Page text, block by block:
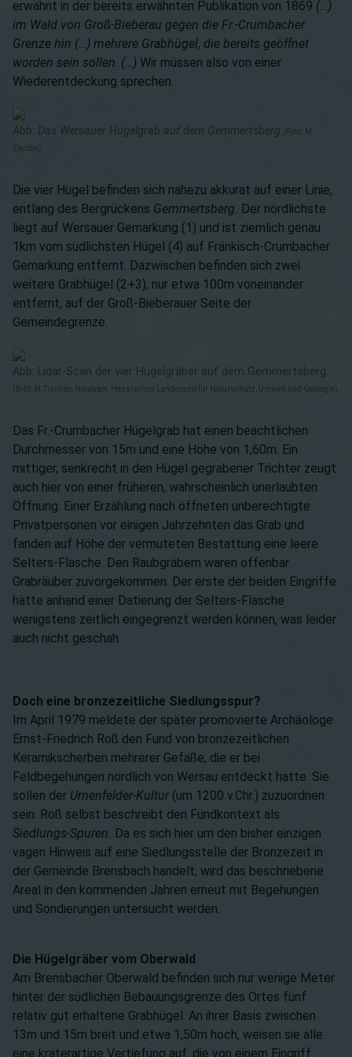
erwähnt in der bereits erwähnten Publikation von 1869 (…)
im Wald von Groß-Bieberau gegen die Fr.-Crumbacher
Grenze hin (…) mehrere Grabhügel, die bereits geöffnet
worden sein sollen. (…) Wir müssen also von einer
Wiederentdeckung sprechen.
Abb: Das Wersauer Hügelgrab auf dem Gemmertsberg (Foto: M.
Tischler)
Die vier Hügel befinden sich nahezu akkurat auf einer Linie,
entlang des Bergrückens Gemmertsberg. Der nördlichste
liegt auf Wersauer Gemarkung (1) und ist ziemlich genau
1km vom südlichsten Hügel (4) auf Fränkisch-Crumbacher
Gemarkung entfernt. Dazwischen befinden sich zwei
weitere Grabhügel (2+3), nur etwa 100m voneinander
entfernt, auf der Groß-Bieberauer Seite der
Gemeindegrenze.
Abb: Lidar-Scan der vier Hügelgräber auf dem Gemmertsberg.
(Bild: M.Tischler, Rohdaten: Hessisches Landesamt für Naturschutz, Umwelt und Geologie)
Das Fr.-Crumbacher Hügelgrab hat einen beachtlichen
Durchmesser von 15m und eine Höhe von 1,60m. Ein
mittiger, senkrecht in den Hügel gegrabener Trichter zeugt
auch hier von einer früheren, wahrscheinlich unerlaubten
Öffnung. Einer Erzählung nach öffneten unberechtigte
Privatpersonen vor einigen Jahrzehnten das Grab und
fanden auf Höhe der vermuteten Bestattung eine leere
Selters-Flasche. Den Raubgräbern waren offenbar
Grabräuber zuvorgekommen. Der erste der beiden Eingriffe
hätte anhand einer Datierung der Selters-Flasche
wenigstens zeitlich eingegrenzt werden können, was leider
auch nicht geschah.
Doch eine bronzezeitliche Siedlungsspur?
Im April 1979 meldete der später promovierte Archäologe
Ernst-Friedrich Roß den Fund von bronzezeitlichen
Keramikscherben mehrerer Gefäße, die er bei
Feldbegehungen nördlich von Wersau entdeckt hatte. Sie
sollen der Urnenfelder-Kultur(um 1200 v.Chr.) zuzuordnen
sein. Roß selbst beschreibt den Fundkontext als
Siedlungs-Spuren. Da es sich hier um den bisher einzigen
vagen Hinweis auf eine Siedlungsstelle der Bronzezeit in
der Gemeinde Brensbach handelt, wird das beschriebene
Areal in den kommenden Jahren erneut mit Begehungen
und Sondierungen untersucht werden.
Die Hügelgräber vom Oberwald
Am Brensbacher Oberwald befinden sich nur wenige Meter
hinter der südlichen Bebauungsgrenze des Ortes fünf
relativ gut erhaltene Grabhügel. An ihrer Basis zwischen
13m und 15m breit und etwa 1,50m hoch, weisen sie alle
eine kraterartige Vertiefung auf, die von einem Eingriff